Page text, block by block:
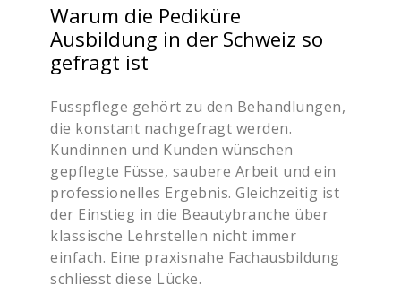
Warum die Pediküre
Ausbildung in der Schweiz so
gefragt ist
Fusspflege gehört zu den Behandlungen,
die konstant nachgefragt werden.
Kundinnen und Kunden wünschen
gepflegte Füsse, saubere Arbeit und ein
professionelles Ergebnis. Gleichzeitig ist
der Einstieg in die Beautybranche über
klassische Lehrstellen nicht immer
einfach. Eine praxisnahe Fachausbildung
schliesst diese Lücke.